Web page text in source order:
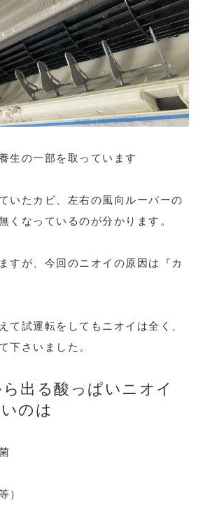
生の一部を取っています
いたカビ、左右の風向ルーバーの
くなっているのが分かります。
すが、今回のニオイの原因は『カ
て試運転をしてもニオイは全く、
下さいました。
出る酸っぱいニオイ
のは
）